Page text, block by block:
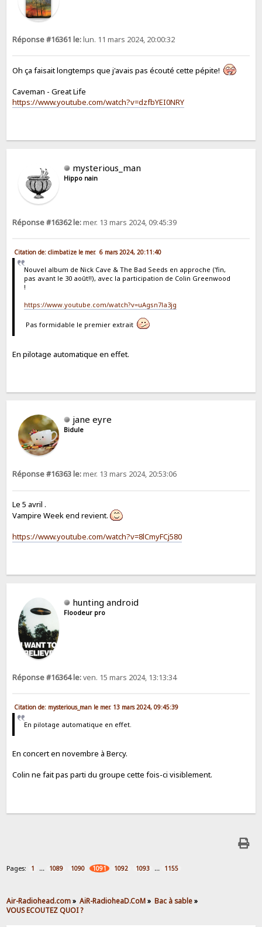
Réponse #16361 le:lun. 11 mars 2024, 20:00:32
Oh ça faisait longtemps que j'avais pas écouté cette pépite!
Caveman - Great Life
https://www.youtube.com/watch?v=dzfbYEI0NRY
mysterious_man
Hippo nain
Réponse #16362 le:mer. 13 mars 2024, 09:45:39
Citation de: climbatize le mer. 6 mars 2024, 20:11:40
Nouvel album de Nick Cave & The Bad Seeds en approche ('fin,
pas avant le 30 août!!), avec la participation de Colin Greenwood
!
https://www.youtube.com/watch?v=uAgsn7la3jg
Pas formidable le premier extrait
En pilotage automatique en effet.
jane eyre
Bidule
Réponse #16363 le:mer. 13 mars 2024, 20:53:06
Le 5 avril .
Vampire Week end revient.
https://www.youtube.com/watch?v=8lCmyFCj580
hunting android
Floodeur pro
Réponse #16364 le:ven. 15 mars 2024, 13:13:34
Citation de: mysterious_man le mer. 13 mars 2024, 09:45:39
En pilotage automatique en effet.
En concert en novembre à Bercy.
Colin ne fait pas parti du groupe cette fois-ci visiblement.
Pages: 1 ... 1089 1090 1091 1092 1093 ... 1155
Air-Radiohead.com» AiR-RadioheaD.CoM» Bac à sable»
VOUS ECOUTEZ QUOI ?